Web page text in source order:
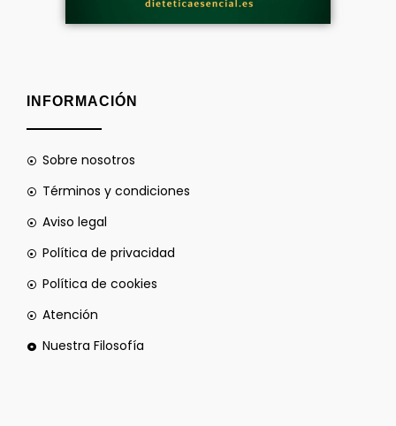
INFORMACIÓN
Sobre nosotros
Términos y condiciones
Aviso legal
Política de privacidad
Política de cookies
Atención
Nuestra Filosofía